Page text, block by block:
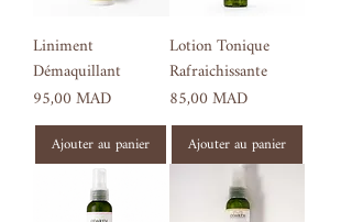
Liniment
Démaquillant
Prix
95,00 MAD
Ajouter au panier
Lotion Tonique
Rafraichissante
Prix
85,00 MAD
Ajouter au panier